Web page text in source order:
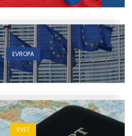
EVROPA
SVET